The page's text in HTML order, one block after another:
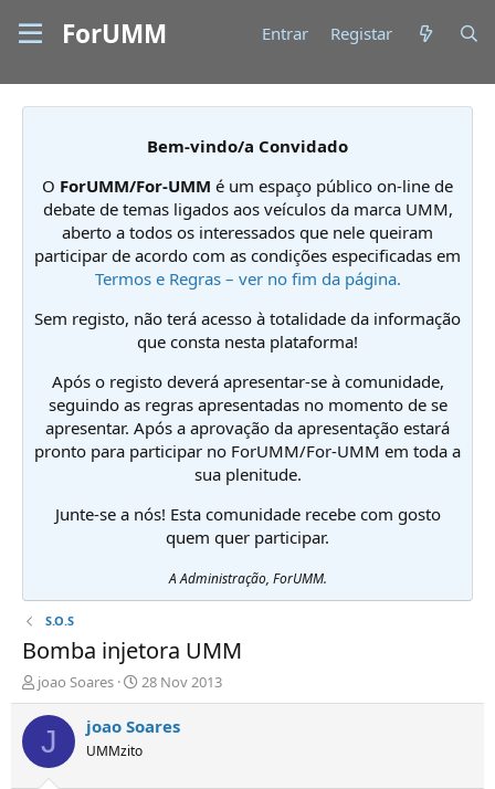
ForUMM Entrar Registar
Bem-vindo/a Convidado
O ForUMM/For-UMM é um espaço público on-line de
debate de temas ligados aos veículos da marca UMM,
aberto a todos os interessados que nele queiram
participar de acordo com as condições especificadas em
Termos e Regras – ver no fim da página.
Sem registo, não terá acesso à totalidade da informação
que consta nesta plataforma!
Após o registo deverá apresentar-se à comunidade,
seguindo as regras apresentadas no momento de se
apresentar. Após a aprovação da apresentação estará
pronto para participar no ForUMM/For-UMM em toda a
sua plenitude.
Junte-se a nós! Esta comunidade recebe com gosto
quem quer participar.
A Administração, ForUMM.
S.O.S
Bomba injetora UMM
I
n
i
i
joao Soares
D
a
t
d
28 Nov 2013
J joao Soares
UMMzito